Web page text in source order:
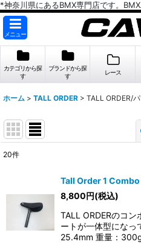
*神奈川県にあるBMX専門店です。
メニュー
カテゴリから探
す
ブランドから探
す
レース
ホーム > TALL ORDER > TALL ORDER/
在庫あり
並び順
20件
Tall Order 1 Combo
8,800円(税込)
TALL ORDERのコ
ートが一体型になっ
25.4mm 重量：